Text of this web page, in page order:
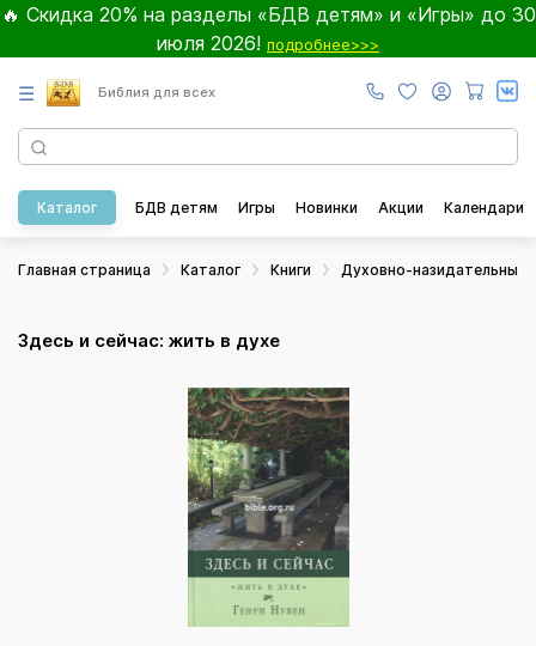
🔥 Скидка 20% на разделы «БДВ детям» и «Игры» до 30
июля 2026! подробнее>>>
☰ Библия для всех
Каталог БДВ детям Игры Новинки Акции Календари
Главная страница Каталог Книги Духовно-назидательные
Здесь и сейчас: жить в духе